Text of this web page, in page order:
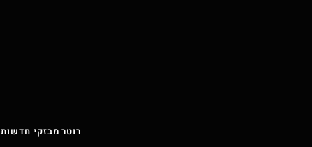
רוטר מבזקי חדשות